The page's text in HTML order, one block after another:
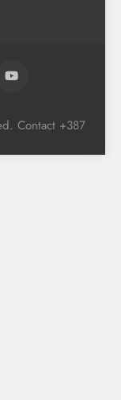
Contact +387